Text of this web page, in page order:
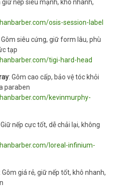
giữ nếp siêu mạnh, khô nhanh,
osis-session-label
Gôm siêu cứng, giữ form lâu, phù
tạp
tigi-hard-head
: Gôm cao cấp, bảo vệ tóc khỏi
paraben
kevinmurphy-
Giữ nếp cực tốt, dễ chải lại, không
loreal-infinium-
: Gôm giá rẻ, giữ nếp tốt, khô nhanh,